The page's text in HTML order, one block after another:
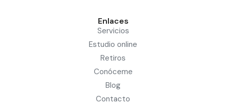
Enlaces
Servicios
Estudio online
Retiros
Conóceme
Blog
Contacto